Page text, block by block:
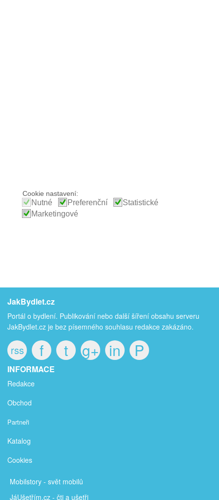
JakBydlet.cz
Portál o bydlení. Publikování nebo další šíření obsahu serveru
JakBydlet.cz je bez písemného souhlasu redakce zakázáno.
rss f t g+ in P
INFORMACE
Redakce
Obchod
Partneři
Katalog
Cookies
Mobilstory - svět mobilů
JáUšetřím.cz - čti a ušetři
Cookie nastavení:
Nutné Preferenční
Statistické
Marketingové